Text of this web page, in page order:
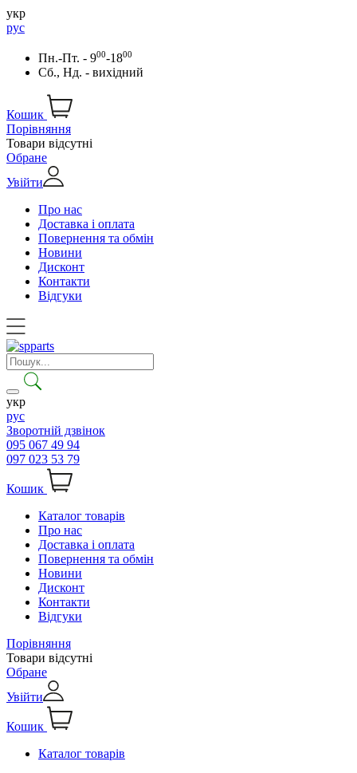
укр
рус
Пн.-Пт. - 900-1800
Сб., Нд. - вихідний
Кошик
Порівняння
Товари відсутні
Обране
Увійти
Про нас
Доставка і оплата
Повернення та обмін
Новини
Дисконт
Контакти
Відгуки
укр
рус
Зворотній дзвінок
095 067 49 94
097 023 53 79
Кошик
Каталог товарів
Про нас
Доставка і оплата
Повернення та обмін
Новини
Дисконт
Контакти
Відгуки
Порівняння
Товари відсутні
Обране
Увійти
Кошик
Каталог товарів